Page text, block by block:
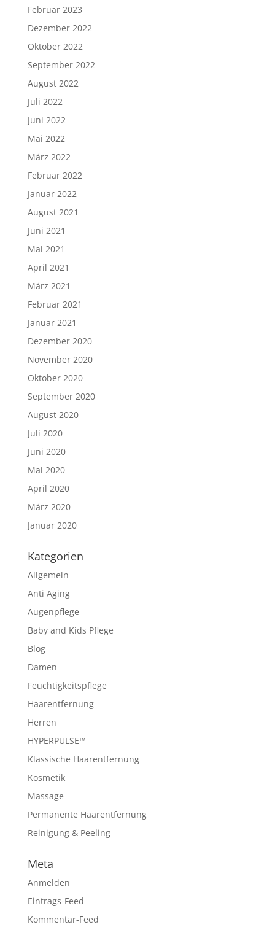
Februar 2023
Dezember 2022
Oktober 2022
September 2022
August 2022
Juli 2022
Juni 2022
Mai 2022
März 2022
Februar 2022
Januar 2022
August 2021
Juni 2021
Mai 2021
April 2021
März 2021
Februar 2021
Januar 2021
Dezember 2020
November 2020
Oktober 2020
September 2020
August 2020
Juli 2020
Juni 2020
Mai 2020
April 2020
März 2020
Januar 2020
Kategorien
Allgemein
Anti Aging
Augenpflege
Baby and Kids Pflege
Blog
Damen
Feuchtigkeitspflege
Haarentfernung
Herren
HYPERPULSE™
Klassische Haarentfernung
Kosmetik
Massage
Permanente Haarentfernung
Reinigung & Peeling
Meta
Anmelden
Eintrags-Feed
Kommentar-Feed